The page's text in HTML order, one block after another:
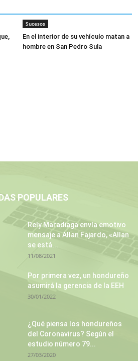
Sucesos
En el interior de su vehículo matan a
hombre en San Pedro Sula
POPULARES
Rely Maradiaga envía emotivo
mensaje a Allan Fajardo, «Allan
se está...
11/08/2021
Por primera vez, un hondureño
asumirá la gerencia de la EEH
30/01/2022
¿Qué piensa los hondureños
del Coronavirus? Según el
estudio número 79...
27/03/2020